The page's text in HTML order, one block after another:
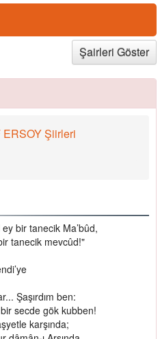
Şairleri Göster
ERSOY Şiirleri
bir tanecik Ma’bûd,
tanecik mevcûd!"
Şaşırdım ben:
secde gök kubben!
karşında;